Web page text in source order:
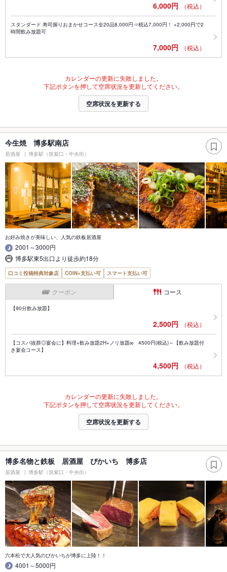
6,000円 （税込）
スタンダード 寿司握りおまかせコース全20品8,000円⇒税込7,000円！ +2,000円で2
時間飲み放題可
7,000円 （税込）
カレンダーの更新に失敗しました。
下記ボタンを押して空席状況を更新してください。
空席状況を更新する
今生焼 博多駅南店
居酒屋 博多駅（筑紫口・中央街）
お好み焼きが美味しい、人気の鉄板居酒屋
2001～3000円
博多駅東5出口より徒歩約18分
口コミ投稿特典対象店 COIN+支払い可 スマート支払い可
クーポン コース
【90分飲み放題】
2,500円 （税込）
【コスパ抜群◎宴会に】料理+飲み放題2H+ノリ放題∞ 4500円(税込)～【飲み放題付
き宴会コース】
4,500円 （税込）
カレンダーの更新に失敗しました。
下記ボタンを押して空席状況を更新してください。
空席状況を更新する
博多名物と鉄板 居酒屋 ぴかいち 博多店
居酒屋 博多駅（筑紫口・中央街）
六本松で大人気のぴかいちが博多に上陸！！
4001～5000円